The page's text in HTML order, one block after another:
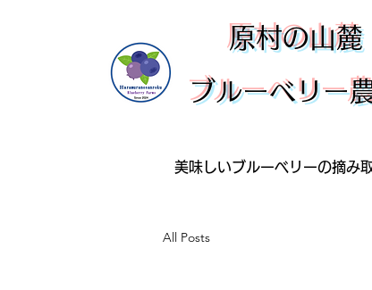
​原村の山麓
ブルーベリー
美味しいブルーベリーの摘み
All Posts